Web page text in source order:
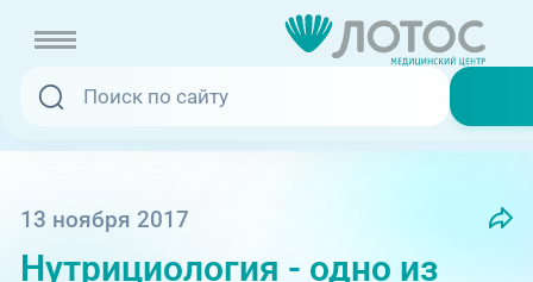
Специалисты
Вызвать скорую
13 ноября 2017
Нутрициология - одно из